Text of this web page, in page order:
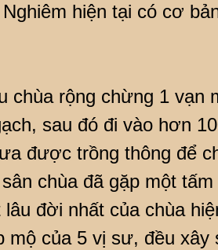
hiện tại có cơ
chùa rộng chừng 1 vạn
sau đó đi vào hơn
được trồng thông để
chùa đã gặp một
lâu đời nhất của chùa
mộ của 5 vị sư, đều xây